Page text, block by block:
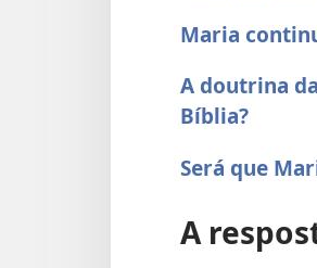
Maria
A doutrina
Bíblia?
Será que
A